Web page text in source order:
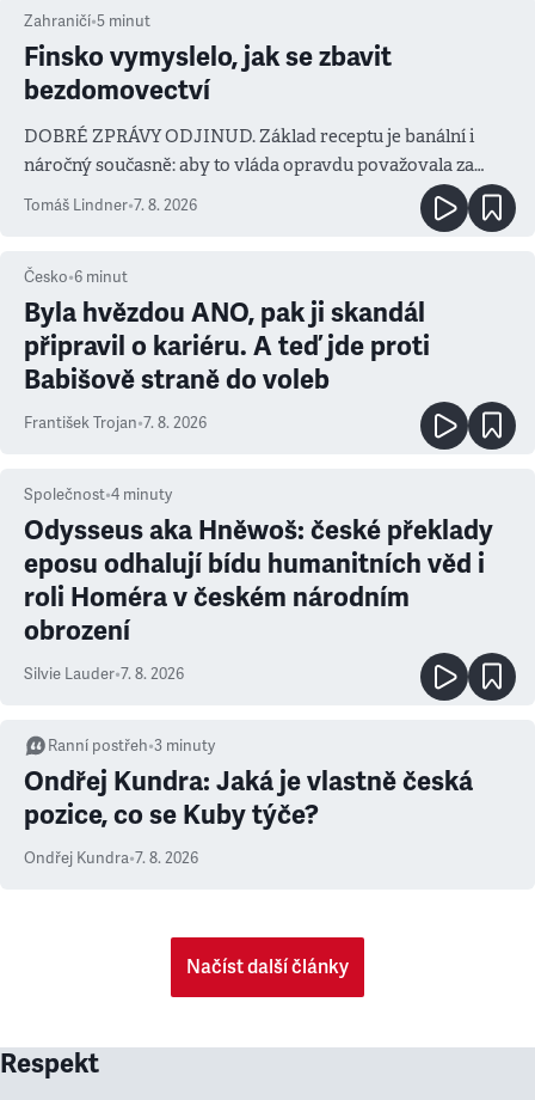
Zahraničí•5 minut
Finsko vymyslelo, jak se zbavit
bezdomovectví
DOBRÉ ZPRÁVY ODJINUD. Základ receptu je banální i
náročný současně: aby to vláda opravdu považovala za
prioritu
Tomáš Lindner•7. 8. 2026
Česko•6 minut
Byla hvězdou ANO, pak ji skandál
připravil o kariéru. A teď jde proti
Babišově straně do voleb
František Trojan•7. 8. 2026
Společnost•4 minuty
Odysseus aka Hněwoš: české překlady
eposu odhalují bídu humanitních věd i
roli Homéra v českém národním
obrození
Silvie Lauder•7. 8. 2026
Ranní postřeh•3 minuty
Ondřej Kundra: Jaká je vlastně česká
pozice, co se Kuby týče?
Ondřej Kundra•7. 8. 2026
Načíst další články
Respekt